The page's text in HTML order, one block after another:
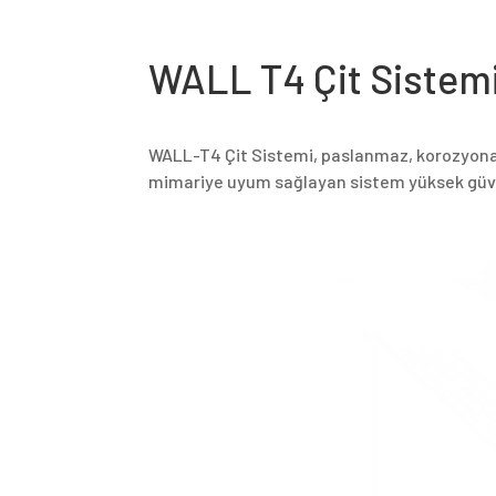
WALL T4 Çit
WALL-T4 Çit Sistemi, paslanmaz,
mimariye uyum sağlayan sistem yüksek